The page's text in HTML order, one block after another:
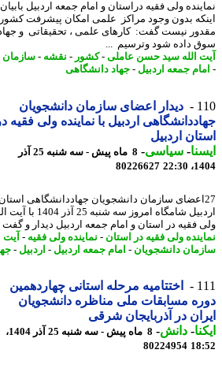
ولی فقیه دراستان و امام جمعه اردبیل بابیان
بدون وجود مراکز علمی امکان پیشرفت کشور
نیست گفت: کارهای علمی ، تحقیقاتی و جهادی
داده شود وترسیم ...
الله سید حسن عاملی-کشور-نقشه-سازمان
جمعه اردبیل -جهاد دانشگاهی
دیدار اعضای سازمان دانشجویان
اردبیل با نماینده ولی فقیه در
اردبیل
-سیاسی-
8 ماه پیش - سه شنبه 25 آذر
80226627
سازمان دانشجویان جهاددانشگاهی استان
اردبیل شامگاه امروز سه
فقیه در استان و امام جمعه اردبیل دیدار و گفت وگو
ولی فقیه در استان-نماینده ولی فقیه -آیت
دانشجویان-امام جمعه اردبیل -اردبیل -
اختتامیه مرحله استانی چهاردهمین
مسابقات ملی مناظره دانشجویان
در آذربایجان شرقی
-دانش -
8 ماه پیش - سه شنبه 25 آذر 1404،
80224954